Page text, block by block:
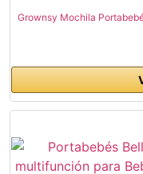
Grownsy Mochila